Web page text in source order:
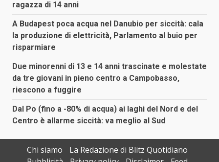
ragazza di 14 anni
A Budapest poca acqua nel Danubio per siccità: cala
la produzione di elettricità, Parlamento al buio per
risparmiare
Due minorenni di 13 e 14 anni trascinate e molestate
da tre giovani in pieno centro a Campobasso,
riescono a fuggire
Dal Po (fino a -80% di acqua) ai laghi del Nord e del
Centro è allarme siccità: va meglio al Sud
Chi siamo
La Redazione di Blitz Quotidiano